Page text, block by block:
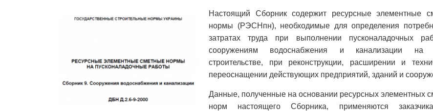
Настоящий Сборник содержит ресурсные элементные
нормы (РЭСНпн), необходимые для определения
затратах труда при выполнении пусконаладочных
сооружениям водоснабжения и канализации на
строительстве, при реконструкции, расширении и
переоснащении действующих предприятий, зданий и
Данные, полученные на основании ресурсных элементных
норм настоящего Сборника, применяются